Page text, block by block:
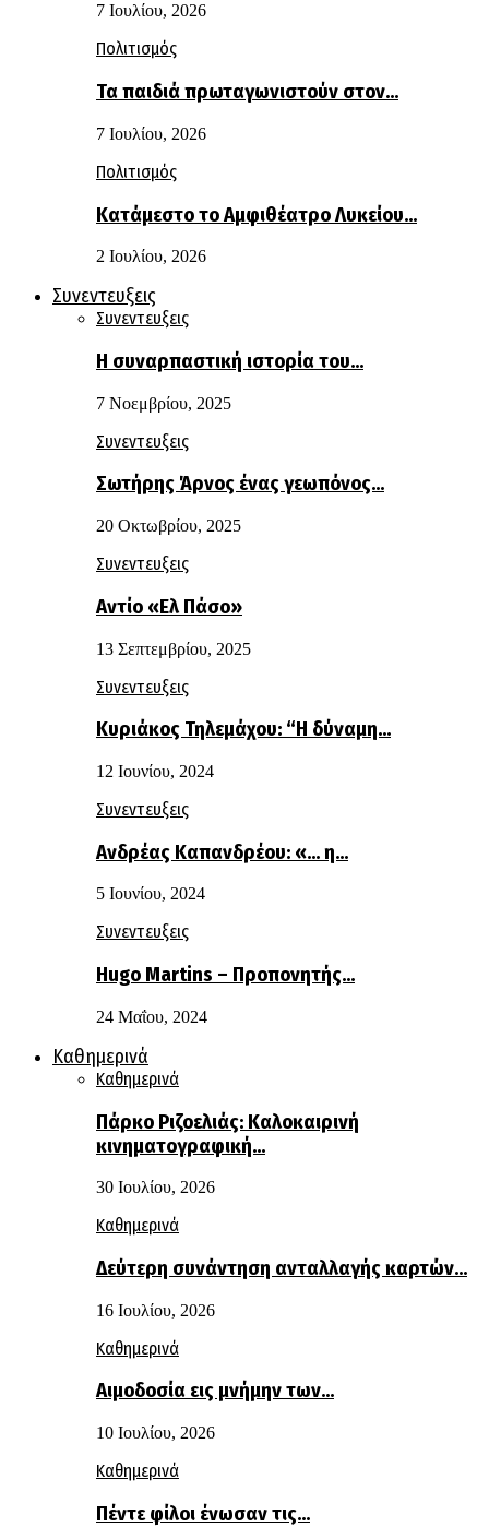
7 Ιουλίου, 2026
Πολιτισμός
Τα παιδιά πρωταγωνιστούν στον…
7 Ιουλίου, 2026
Πολιτισμός
Κατάμεστο το Αμφιθέατρο Λυκείου…
2 Ιουλίου, 2026
Συνεντευξεις
Συνεντευξεις
Η συναρπαστική ιστορία του…
7 Νοεμβρίου, 2025
Συνεντευξεις
Σωτήρης Άρνος ένας γεωπόνος…
20 Οκτωβρίου, 2025
Συνεντευξεις
Αντίο «Ελ Πάσο»
13 Σεπτεμβρίου, 2025
Συνεντευξεις
Κυριάκος Τηλεμάχου: “Η δύναμη…
12 Ιουνίου, 2024
Συνεντευξεις
Ανδρέας Καπανδρέου: «… η…
5 Ιουνίου, 2024
Συνεντευξεις
Hugo Martins – Προπονητής…
24 Μαΐου, 2024
Καθημερινά
Καθημερινά
Πάρκο Ριζοελιάς: Καλοκαιρινή
κινηματογραφική…
30 Ιουλίου, 2026
Καθημερινά
Δεύτερη συνάντηση ανταλλαγής καρτών…
16 Ιουλίου, 2026
Καθημερινά
Αιμοδοσία εις μνήμην των…
10 Ιουλίου, 2026
Καθημερινά
Πέντε φίλοι ένωσαν τις…